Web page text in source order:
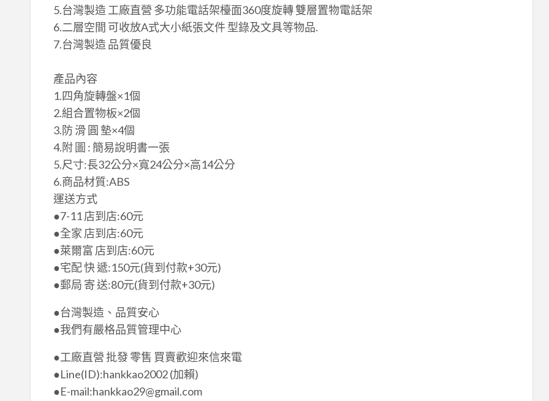
5.台灣製造 工廠直營 多功能電話架檯面360度旋轉 雙層置物電話架
6.二層空間 可收放A式大小紙張文件 型錄及文具等物品.
​7.台灣製造 品質優良
​產品內容
1.四角旋轉盤×​1個
2.組合置物板×​2個
3.防 滑 圓 墊×​4個
4.附 圖 : 簡易說明書一張
5.尺寸:長32公分×寬​24公分×高​14公分
6.商品材質:ABS
運送方式
●7-11 店到店:60元
●全家 店到店:60元
●萊爾富 店到店:60元
●宅配 快 遞:150元(貨到付款+30元)
●郵局 寄 送:80元(貨到付款+30元)
●台灣製造、品質安心
●我們有嚴格品質管理中心
●工廠直營 批發 零售 買賣歡迎來信來電
●Line(ID):hankkao2002 (加賴)
●E-mail:hankkao29@gmail.com